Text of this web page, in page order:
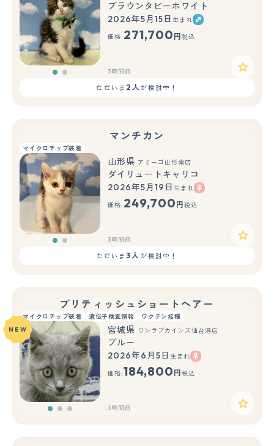
もっと見る
ブラウンタビーホワイト
2026年5月15日 生まれ
価格: 271,700 円 税込
3時間前
ただいま 2人が検討中！
マンチカン
マイクロチップ装着
もっと見る
山形県 アミーゴ山形南店
ダイリュートキャリコ
2026年5月19日 生まれ
価格: 249,700 円 税込
3時間前
ただいま3人 が検討中！
ブリティッシュショートヘアー
マイクロチップ装着 遺伝子検査情報 ワクチン接種
もっと見る
NEW 宮城県 ワンラブカインズ仙台港店
ブルー
2026年6月5日 生まれ
価格:184,800 円 税込
3時間前